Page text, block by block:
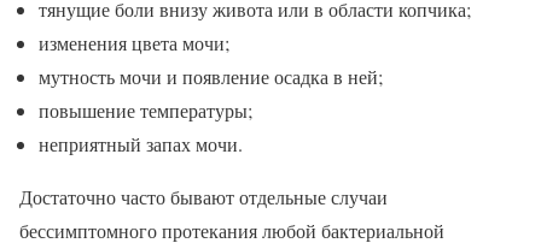
тянущие боли внизу живота или в области копчика;
изменения цвета мочи;
мутность мочи и появление осадка в ней;
повышение температуры;
неприятный запах мочи.
Достаточно часто бывают отдельные случаи
бессимптомного протекания любой бактериальной